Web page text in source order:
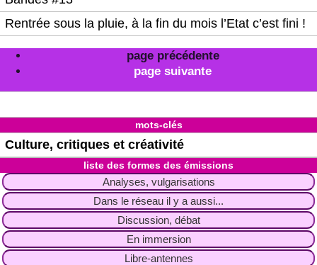
Rentrée sous la pluie, à la fin du mois l’Etat c’est fini !
page précédente
page suivante
mots-clés
Culture, critiques et créativité
liste des formes des émissions
Analyses, vulgarisations
Dans le réseau il y a aussi...
Discussion, débat
En immersion
Libre-antennes